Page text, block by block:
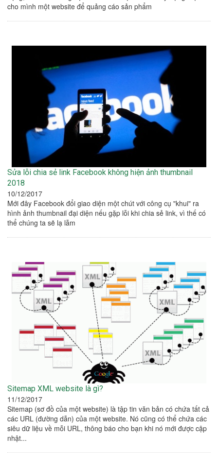
cho mình một website để quảng cáo sản phẩm
Sửa lỗi chia sẻ link Facebook không hiện ảnh thumbnail
2018
10/12/2017
Mới đây Facebook đổi giao diện một chút với công cụ "khui" ra
hình ảnh thumbnail đại diện nếu gặp lỗi khi chia sẻ link, vì thế có
thể chúng ta sẽ lạ lẫm
Sitemap XML website là gì?
11/12/2017
Sitemap (sơ đồ của một website) là tập tin văn bản có chứa tất cả
các URL (đường dẫn) của một website. Nó cũng có thể chứa các
siêu dữ liệu về mỗi URL, thông báo cho bạn khi nó mới được cập
nhật...